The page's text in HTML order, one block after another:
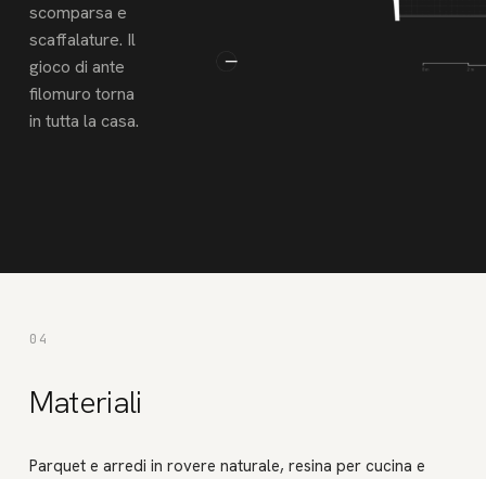
scomparsa e
scaffalature. Il
gioco di ante
filomuro torna
in tutta la casa.
04
Materiali
Parquet e arredi in rovere naturale, resina per cucina e